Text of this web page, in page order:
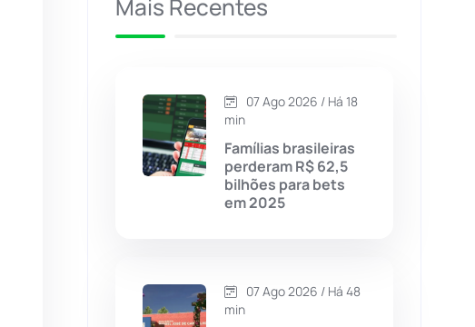
Caetité (1504)
Candiba (157)
Cândido Sales
Carinhanha (299)
Mais Recentes
07 Ago 2026 / Há 18
min
Famílias brasileiras
perderam R$ 62,5
bilhões para bets
em 2025
07 Ago 2026 / Há 48
min